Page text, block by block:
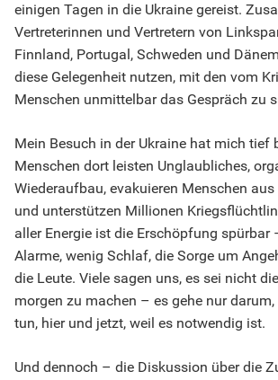
einigen Tagen in die Ukraine gereist.
Vertreterinnen und Vertretern von
Finnland, Portugal, Schweden und
diese Gelegenheit nutzen, mit den vom
Menschen unmittelbar das Gespräch zu
Mein Besuch in der Ukraine hat mich tief
Menschen dort leisten Unglaubliches,
Wiederaufbau, evakuieren Menschen
und unterstützen Millionen
aller Energie ist die Erschöpfung spürbar
Alarme, wenig Schlaf, die Sorge um
die Leute. Viele sagen uns, es sei nicht
morgen zu machen – es gehe nur
tun, hier und jetzt, weil es notwendig ist.
Und dennoch – die Diskussion über die